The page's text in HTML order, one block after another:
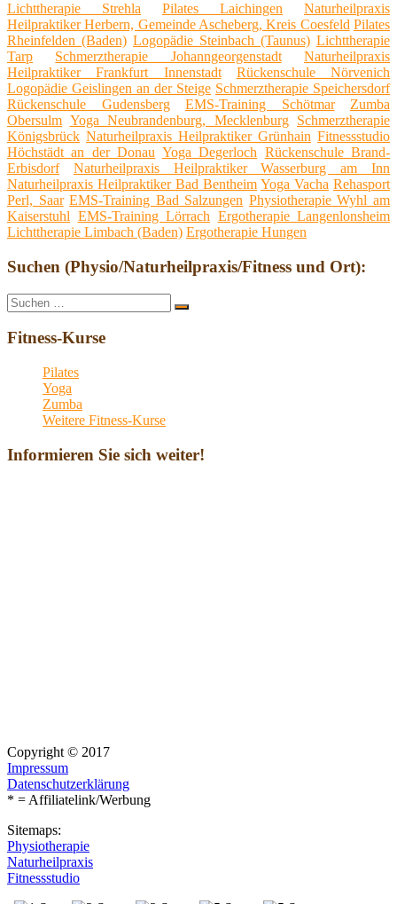
Lichttherapie Strehla Pilates Laichingen
Naturheilpraxis
Heilpraktiker Herbern, Gemeinde Ascheberg, Kreis Coesfeld Pilates
Rheinfelden (Baden) Logopädie Steinbach (Taunus) Lichttherapie
Tarp
Schmerztherapie Johanngeorgenstadt
Naturheilpraxis
Heilpraktiker Frankfurt Innenstadt
Rückenschule Nörvenich
Logopädie Geislingen an der Steige Schmerztherapie Speichersdorf
Rückenschule Gudensberg
EMS-Training Schötmar
Zumba
Obersulm Yoga Neubrandenburg, Mecklenburg
Schmerztherapie
Königsbrück Naturheilpraxis Heilpraktiker Grünhain Fitnessstudio
Höchstädt an der Donau Yoga Degerloch Rückenschule Brand-
Erbisdorf
Naturheilpraxis Heilpraktiker Wasserburg am Inn
Naturheilpraxis Heilpraktiker Bad Bentheim Yoga Vacha Rehasport
Perl, Saar EMS-Training Bad Salzungen Physiotherapie Wyhl am
Kaiserstuhl EMS-Training Lörrach Ergotherapie Langenlonsheim
Lichttherapie Limbach (Baden) Ergotherapie Hungen
Suchen (Physio/Naturheilpraxis/Fitness und Ort):
Suche
nach:
Suchen
Fitness-Kurse
Pilates
Yoga
Zumba
Weitere Fitness-Kurse
Informieren Sie sich weiter!
Copyright © 2017
Impressum
Datenschutzerklärung
* = Affiliatelink/Werbung
Sitemaps:
Physiotherapie
Naturheilpraxis
Fitnessstudio